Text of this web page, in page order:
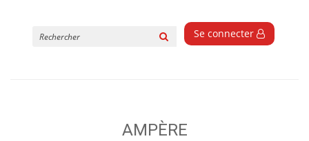
Se connecter
AMPÈRE